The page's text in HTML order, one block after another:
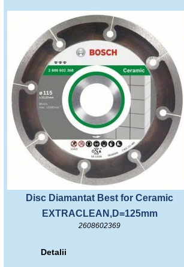
Disc Diamantat Best for Ceramic
EXTRACLEAN,D=125mm
2608602369
Detalii